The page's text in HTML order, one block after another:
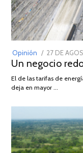
Opinión
POSTED
ON
27 DE
Un negocio
El de las tarifas de
deja en mayor …